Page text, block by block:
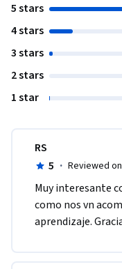
5 stars
4 stars
3 stars
2 stars
1 star
RS
5 · Reviewed
Muy interesante
como nos vn
aprendizaje.